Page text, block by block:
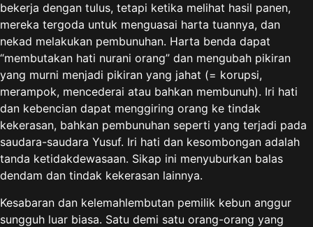
bekerja dengan tulus, tetapi ketika melihat hasil panen,
mereka tergoda untuk menguasai harta tuannya, dan
nekad melakukan pembunuhan. Harta benda dapat
“membutakan hati nurani orang” dan mengubah pikiran
yang murni menjadi pikiran yang jahat (= korupsi,
merampok, mencederai atau bahkan membunuh). Iri hati
dan kebencian dapat menggiring orang ke tindak
kekerasan, bahkan pembunuhan seperti yang terjadi pada
saudara-saudara Yusuf. Iri hati dan kesombongan adalah
tanda ketidakdewasaan. Sikap ini menyuburkan balas
dendam dan tindak kekerasan lainnya.
Kesabaran dan kelemahlembutan pemilik kebun anggur
sungguh luar biasa. Satu demi satu orang-orang yang